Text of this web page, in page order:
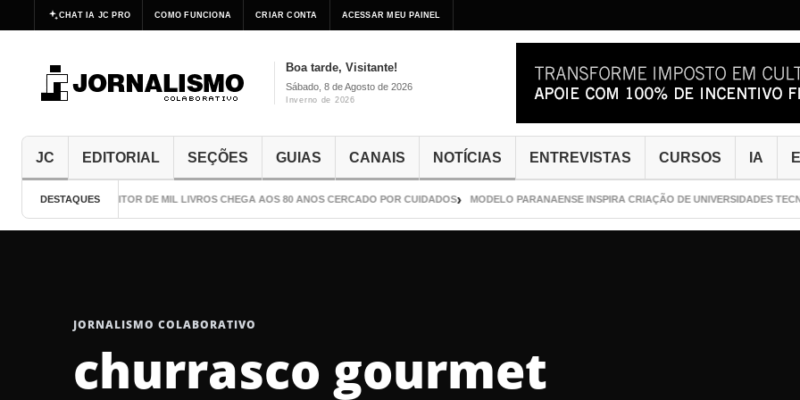
CHAT IA JC PRO COMO FUNCIONA CRIAR CONTA ACESSAR MEU PAINEL
Boa tarde, Visitante!
Sábado, 8 de Agosto de 2026
Inverno de 2026
JC EDITORIAL SEÇÕES GUIAS CANAIS NOTÍCIAS ENTREVISTAS CURSOS IA
DESTAQUESO ESCRITOR DE MIL LIVROS CHEGA AOS 80 ANOS CERCADO POR CUIDADOS MODELO PARANAENSE INSPIRA CRIAÇÃO DE UNIVERSIDADES
JORNALISMO COLABORATIVO
churrasco gourmet